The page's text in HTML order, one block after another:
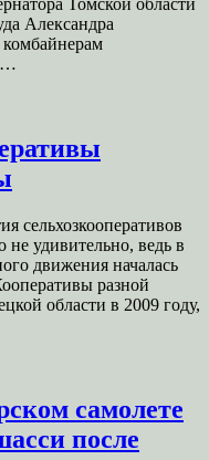
Томской области
Александра
комбайнерам
сельхозкооперативов
не удивительно, ведь в
движения началась
разной
области в 2009 году,
самолете
после